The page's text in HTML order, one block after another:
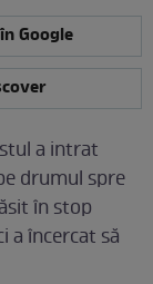
Google
a intrat
drumul spre
în stop
a încercat să